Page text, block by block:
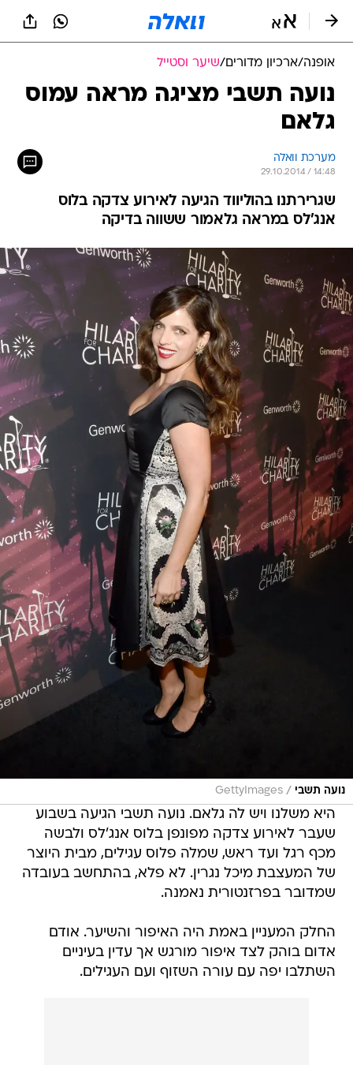
אופנה/ארכיון מדורים/שיער וסטייל
נועה תשבי מציגה מראה עמוס
גלאם
מערכת וואלה
29.10.2014 / 14:48
שגרירתנו בהוליווד הגיעה לאירוע צדקה בלוס
אנג'לס במראה גלאמור ששווה בדיקה
נועה תשבי /
GettyImages
היא משלנו ויש לה גלאם. נועה תשבי הגיעה בשבוע
שעבר לאירוע צדקה מפונפן בלוס אנג'לס ולבשה
מכף רגל ועד ראש, שמלה פלוס עגילים, מבית היוצר
של המעצבת מיכל נגרין. לא פלא, בהתחשב בעובדה
שמדובר בפרזנטורית נאמנה.
החלק המעניין באמת היה האיפור והשיער. אודם
אדום בוהק לצד איפור מורגש אך עדין בעיניים
השתלבו יפה עם עורה השזוף ועם העגילים.